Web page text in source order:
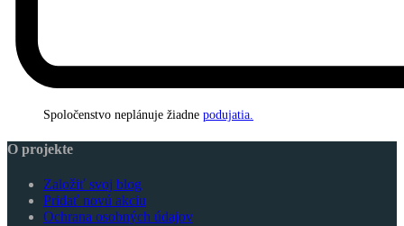
Spoločenstvo neplánuje žiadne podujatia.
O projekte
Založiť svoj blog
Pridať novú akciu
Ochrana osobných údajov